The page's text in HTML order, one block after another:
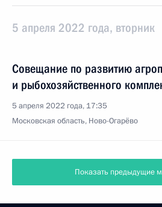
5 апреля 2022 года, вторник
Совещание по развитию
и рыбохозяйственного
5 апреля 2022 года, 17:35
Московская область, Ново-Огарёво
Показать предыдущие